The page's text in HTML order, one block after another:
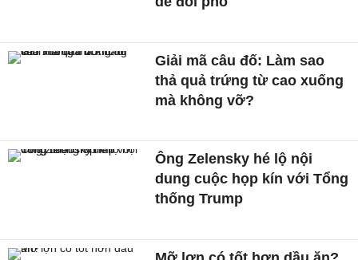
Giải mã câu đố: Làm sao
thả quả trứng từ cao xuống
mà không vỡ?
Ông Zelensky hé lộ nội
dung cuộc họp kín với Tổng
thống Trump